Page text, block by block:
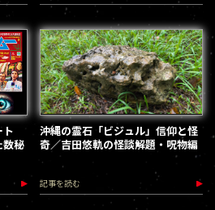
数秘
沖縄の霊石「ビジュル」信仰と怪
奇／吉田悠軌の怪談解題・呪物編
記事を読む